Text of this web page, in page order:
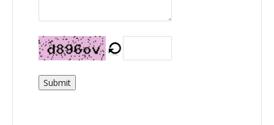
Submit